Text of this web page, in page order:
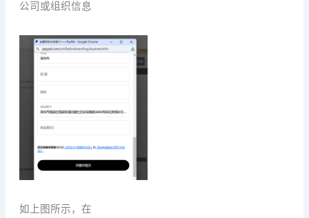
公司或组织信息
如上图所示，在